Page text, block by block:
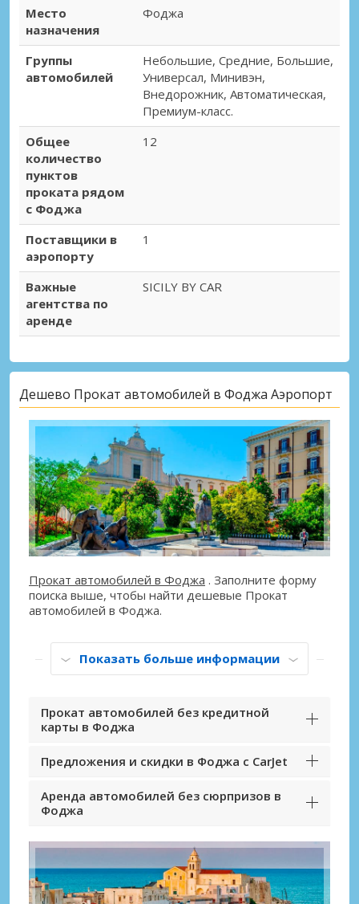
Место
назначения
Фоджа
Группы
автомобилей
Небольшие, Средние, Большие,
Универсал, Минивэн,
Внедорожник, Автоматическая,
Премиум-класс.
Общее
количество
пунктов
проката рядом
с Фоджа
12
Поставщики в
аэропорту
1
Важные
агентства по
аренде
SICILY BY CAR
Дешево Прокат автомобилей в Фоджа Аэропорт
Прокат автомобилей в Фоджа . Заполните форму
поиска выше, чтобы найти дешевые Прокат
автомобилей в Фоджа.
Показать больше информации
Прокат автомобилей без кредитной
карты в Фоджа
Предложения и скидки в Фоджа с CarJet
Аренда автомобилей без сюрпризов в
Фоджа